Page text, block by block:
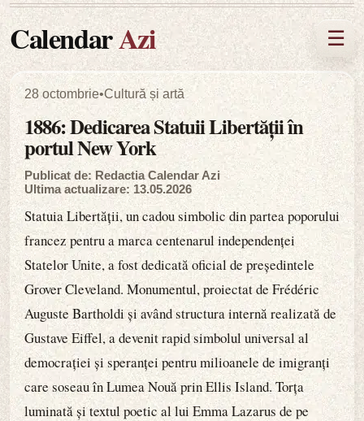
CalendarAzi ☰
28 octombrie•Cultură și artă
1886: Dedicarea Statuii Libertății în
portul New York
Publicat de: Redactia Calendar Azi
Ultima actualizare: 13.05.2026
Statuia Libertății, un cadou simbolic din partea poporului
francez pentru a marca centenarul independenței
Statelor Unite, a fost dedicată oficial de președintele
Grover Cleveland. Monumentul, proiectat de Frédéric
Auguste Bartholdi și având structura internă realizată de
Gustave Eiffel, a devenit rapid simbolul universal al
democrației și speranței pentru milioanele de imigranți
care soseau în Lumea Nouă prin Ellis Island. Torța
luminată și textul poetic al lui Emma Lazarus de pe